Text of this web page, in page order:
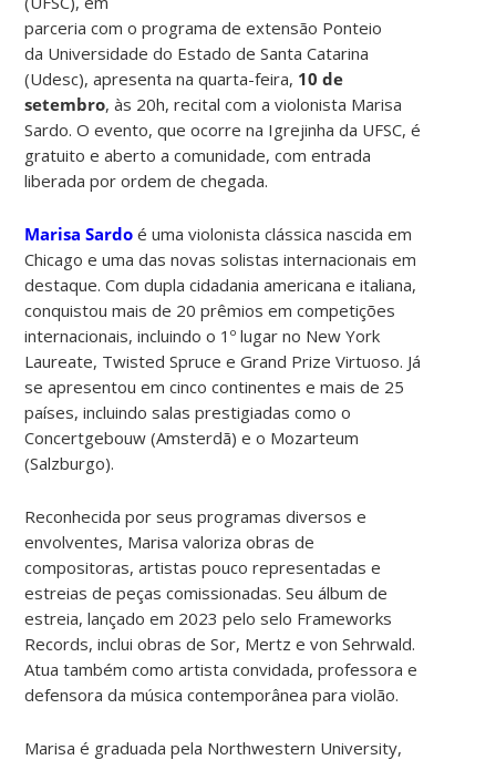
parceria com o programa de extensão Ponteio
da Universidade do Estado de Santa Catarina
(Udesc), apresenta na quarta-feira, 10 de
setembro, às 20h, recital com a violonista Marisa
Sardo. O evento, que ocorre na Igrejinha da UFSC, é
gratuito e aberto a comunidade, com entrada
liberada por ordem de chegada.
Marisa Sardo é uma violonista clássica nascida em
Chicago e uma das novas solistas internacionais em
destaque. Com dupla cidadania americana e italiana,
conquistou mais de 20 prêmios em competições
internacionais, incluindo o 1º lugar no New York
Laureate, Twisted Spruce e Grand Prize Virtuoso. Já
se apresentou em cinco continentes e mais de 25
países, incluindo salas prestigiadas como o
Concertgebouw (Amsterdã) e o Mozarteum
(Salzburgo).
Reconhecida por seus programas diversos e
envolventes, Marisa valoriza obras de
compositoras, artistas pouco representadas e
estreias de peças comissionadas. Seu álbum de
estreia, lançado em 2023 pelo selo Frameworks
Records, inclui obras de Sor, Mertz e von Sehrwald.
Atua também como artista convidada, professora e
defensora da música contemporânea para violão.
Marisa é graduada pela Northwestern University,